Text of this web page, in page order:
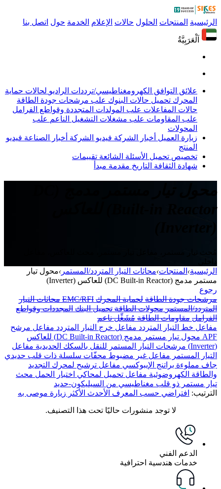
الرئيسية المنتجات الحلول حالات الإعلام الخدمة حول اتصل بنا
اَلْعَرَبِيَّةُ
علائق التوافق الكهرومغناطيسي/ترددات الراديو لحالات حماية
المحرك تحميل حالات البنوك علب مرشحات جودة الطاقة
حالات المفاعلات علب المولدات المتجددة وقواطع الفرامل
علب المقاومات علب مشغلات التشغيل الناعم علب
المحولات
زيارة العميل أخبار الشركة فيديو الشركة أخبار الصناعة فيديو
المنتج
تخصيص تحميل الأسئلة الشائعة تقييمات
شهادة الثقافة التاريخ مقدمة مبدأ
الرئيسية› المنتجات›محاثات التيار المتردد/المستمر ›محول تيار
مستمر مدمج (DC Built-in Reactor) للعاكس (Inverter)
رجوع
مرشحات جودة الطاقة لحماية المحرك EMC/RFI محاثات التيار
المتردد/المستمر محولات الطاقة تحميل البنك المجددات وقواطع
الفرامل مقاومات الطاقة مُشَغِّل ناعم
مفاعل خط التيار المتردد مفاعل خرج التيار المتردد مفاعل مرشح
APF
محول تيار مستمر مدمج (DC Built-in Reactor) للعاكس
(Inverter)
مرشحات التيار المستمر للنقل بالسكك الحديدية مفاعل
التيار المستمر مفاعل غير مضبوط محفّات سلسلة ذات قلب حديدي
جاف مملوءة براتنج الإيبوكسي مفاعل ترشيح لمحرك التجديد
والطاقة الكهروضوئية مفاعل تحميل لمحاكي اختبار الحمل محث
تيار مستمر ذو قلب مغناطيسي من السيليكون-حديد
الترتيب: افتراضي حسب المعرف الأحدث الأكثر زيارة موصى به
لا توجد منشورات حاليًا تحت هذا التصنيف.
الدعم الفني
خدمات هندسية احترافية